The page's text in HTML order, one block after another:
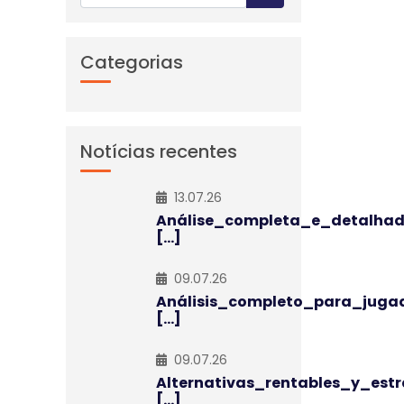
Categorias
Notícias recentes
13.07.26
[...]
09.07.26
[...]
09.07.26